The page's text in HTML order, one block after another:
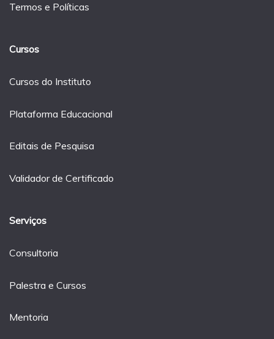
Termos e Políticas
Cursos
Cursos do Instituto
Plataforma Educacional
Editais de Pesquisa
Validador de Certificado
Serviços
Consultoria
Palestra e Cursos
Mentoria